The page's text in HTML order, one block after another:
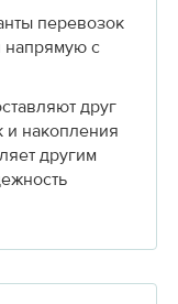
перевозок
напрямую с
друг
и накопления
другим